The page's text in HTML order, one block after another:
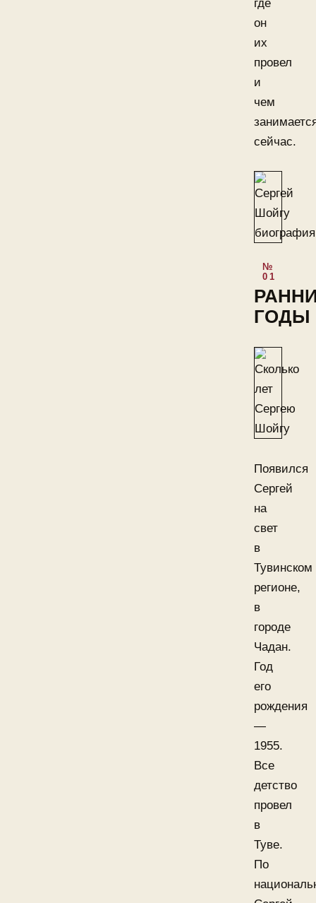
где
он
их
провел
и
чем
сейчас.
ГОДЫ
Появился
Сергей
на
свет
в
Тувинском
регионе,
в
городе
Чадан.
Год
его
рождения
—
1955.
Все
детство
провел
в
Туве.
По